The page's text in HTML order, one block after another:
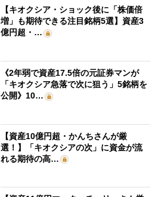
【キオクシア・ショック後に「株価倍
増」も期待できる注目銘柄5選】資産3
億円超・…
《2年弱で資産17.5倍の元証券マンが
「キオクシア急落で次に狙う」5銘柄を
公開》10…
【資産10億円超・かんちさんが厳
選！】「キオクシアの次」に資金が流
れる期待の高…